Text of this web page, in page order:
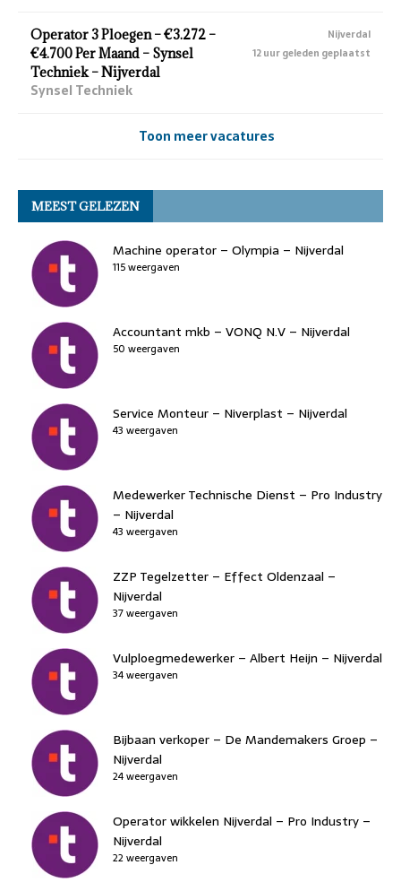
Operator 3 Ploegen – €3.272 –
€4.700 Per Maand – Synsel
Techniek – Nijverdal
Synsel Techniek
Nijverdal
12 uur geleden geplaatst
Toon meer vacatures
MEEST GELEZEN
Machine operator – Olympia – Nijverdal
115 weergaven
Accountant mkb – VONQ N.V – Nijverdal
50 weergaven
Service Monteur – Niverplast – Nijverdal
43 weergaven
Medewerker Technische Dienst – Pro Industry
– Nijverdal
43 weergaven
ZZP Tegelzetter – Effect Oldenzaal –
Nijverdal
37 weergaven
Vulploegmedewerker – Albert Heijn – Nijverdal
34 weergaven
Bijbaan verkoper – De Mandemakers Groep –
Nijverdal
24 weergaven
Operator wikkelen Nijverdal – Pro Industry –
Nijverdal
22 weergaven